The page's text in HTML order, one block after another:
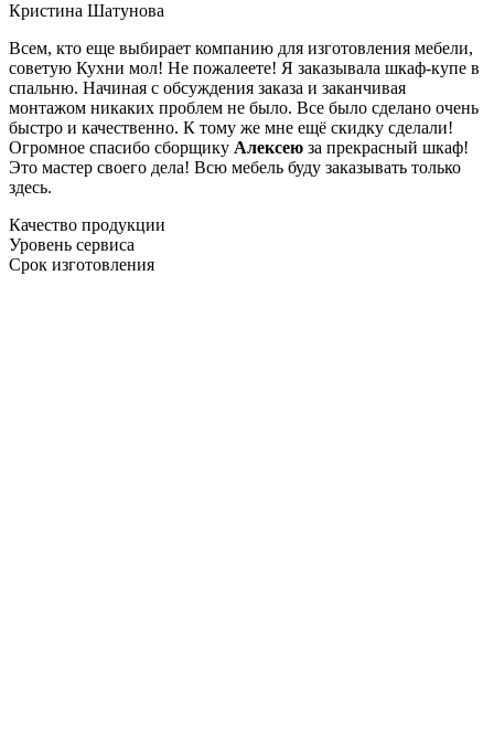
Кристина Шатунова
Всем, кто еще выбирает компанию для изготовления мебели,
советую Кухни мол! Не пожалеете! Я заказывала шкаф-купе в
спальню. Начиная с обсуждения заказа и заканчивая
монтажом никаких проблем не было. Все было сделано очень
быстро и качественно. К тому же мне ещё скидку сделали!
Огромное спасибо сборщику Алексею за прекрасный шкаф!
Это мастер своего дела! Всю мебель буду заказывать только
здесь.
Качество продукции
Уровень сервиса
Срок изготовления